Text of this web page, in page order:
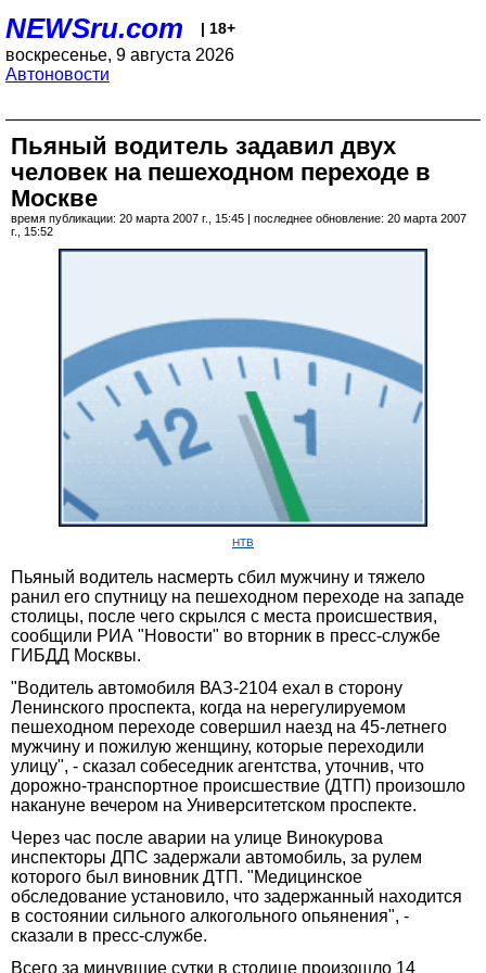
NEWSru.com | 18+
воскресенье, 9 августа 2026
Автоновости
Пьяный водитель задавил двух
человек на пешеходном переходе в
Москве
время публикации: 20 марта 2007 г., 15:45 | последнее обновление: 20 марта 2007
г., 15:52
НТВ
Пьяный водитель насмерть сбил мужчину и тяжело
ранил его спутницу на пешеходном переходе на западе
столицы, после чего скрылся с места происшествия,
сообщили РИА "Новости" во вторник в пресс-службе
ГИБДД Москвы.
"Водитель автомобиля ВАЗ-2104 ехал в сторону
Ленинского проспекта, когда на нерегулируемом
пешеходном переходе совершил наезд на 45-летнего
мужчину и пожилую женщину, которые переходили
улицу", - сказал собеседник агентства, уточнив, что
дорожно-транспортное происшествие (ДТП) произошло
накануне вечером на Университетском проспекте.
Через час после аварии на улице Винокурова
инспекторы ДПС задержали автомобиль, за рулем
которого был виновник ДТП. "Медицинское
обследование установило, что задержанный находится
в состоянии сильного алкогольного опьянения", -
сказали в пресс-службе.
Всего за минувшие сутки в столице произошло 14